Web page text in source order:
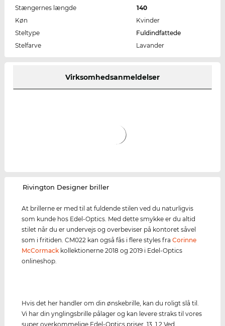
Stængernes længde
140
Køn
Kvinder
Steltype
Fuldindfattede
Stelfarve
Lavander
Virksomhedsanmeldelser
‌Rivington Designer briller
At brillerne er med til at fuldende stilen ved du naturligvis
som kunde hos Edel-Optics. Med dette smykke er du altid
stilet når du er undervejs og overbeviser på kontoret såvel
som i fritiden. CM022 kan også fås i flere styles fraCorinne
McCormack kollektionerne 2018 og 2019 i Edel-Optics
onlineshop.
Hvis det her handler om din ønskebrille, kan du roligt slå til.
Vi har din ynglingsbrille pålager og kan levere straks til vores
super overkommelige Edel-Optics priser. 13. 1.2 Ved